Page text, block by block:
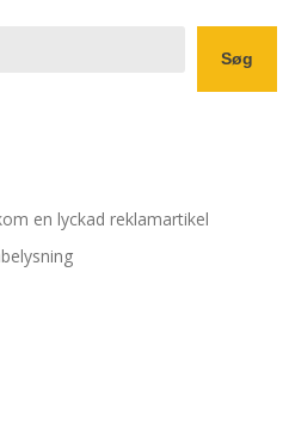
Søg
en lyckad reklamartikel